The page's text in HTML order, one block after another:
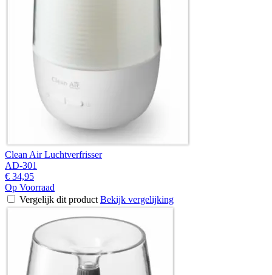
Clean Air Luchtverfrisser
AD-301
€ 34,95
Op Voorraad
Vergelijk dit product Bekijk vergelijking